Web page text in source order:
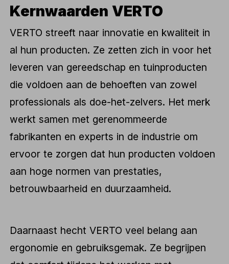
Kernwaarden VERTO
VERTO streeft naar innovatie en kwaliteit in
al hun producten. Ze zetten zich in voor het
leveren van gereedschap en tuinproducten
die voldoen aan de behoeften van zowel
professionals als doe-het-zelvers. Het merk
werkt samen met gerenommeerde
fabrikanten en experts in de industrie om
ervoor te zorgen dat hun producten voldoen
aan hoge normen van prestaties,
betrouwbaarheid en duurzaamheid.
Daarnaast hecht VERTO veel belang aan
ergonomie en gebruiksgemak. Ze begrijpen